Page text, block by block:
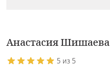
Анастасия Шишаева
5 из 5